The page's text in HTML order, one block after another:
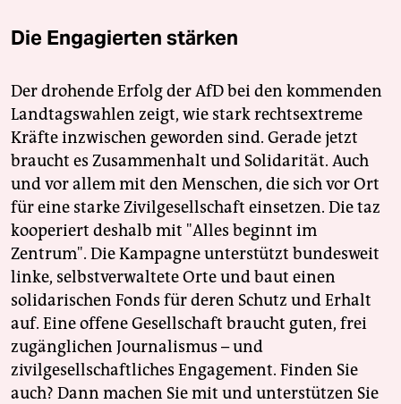
Die Engagierten stärken
Der drohende Erfolg der AfD bei den kommenden
Landtagswahlen zeigt, wie stark rechtsextreme
Kräfte inzwischen geworden sind. Gerade jetzt
braucht es Zusammenhalt und Solidarität. Auch
und vor allem mit den Menschen, die sich vor Ort
für eine starke Zivilgesellschaft einsetzen. Die taz
kooperiert deshalb mit "Alles beginnt im
Zentrum". Die Kampagne unterstützt bundesweit
linke, selbstverwaltete Orte und baut einen
solidarischen Fonds für deren Schutz und Erhalt
auf. Eine offene Gesellschaft braucht guten, frei
zugänglichen Journalismus – und
zivilgesellschaftliches Engagement. Finden Sie
auch? Dann machen Sie mit und unterstützen Sie